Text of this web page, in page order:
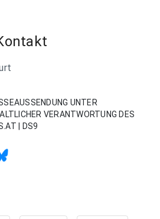
UNTER
VERANTWORTUNG DES
| DS9